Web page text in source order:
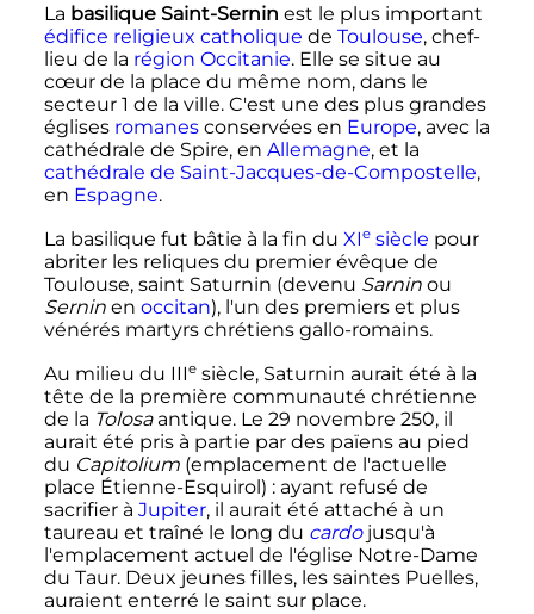
La basilique Saint-Sernin est le plus important
édifice religieux catholique de Toulouse, chef-
lieu de la région Occitanie. Elle se situe au
cœur de la place du même nom, dans le
secteur 1 de la ville. C'est une des plus grandes
églises romanesconservées en Europe, avec la
cathédrale de Spire, en Allemagne, et la
cathédrale de Saint-Jacques-de-Compostelle,
en Espagne.
La basilique fut bâtie à la fin du XIesiècle pour
abriter les reliques du premier évêque de
Toulouse, saint Saturnin (devenu Sarninou
Serninen occitan), l'un des premiers et plus
vénérés martyrs chrétiens gallo-romains.
Au milieu du IIIe siècle, Saturnin aurait été à la
tête de la première communauté chrétienne
de la Tolosaantique. Le 29 novembre 250, il
aurait été pris à partie par des païens au pied
du Capitolium(emplacement de l'actuelle
place Étienne-Esquirol) : ayant refusé de
sacrifier à Jupiter, il aurait été attaché à un
taureau et traîné le long du cardojusqu'à
l'emplacement actuel de l'église Notre-Dame
du Taur. Deux jeunes filles, les saintes Puelles,
auraient enterré le saint sur place.